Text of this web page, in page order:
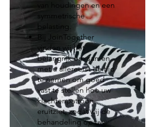
van houdingen en een
symmetrische
belasting.
Bij JoinTogether
vinden wij het
belangrijk om samen
met u allereerst de tijd
te nemen om goed
vast te stellen hoe uw
klachtenpatroon
eruitziet, zodat wij de
behandeling op uw